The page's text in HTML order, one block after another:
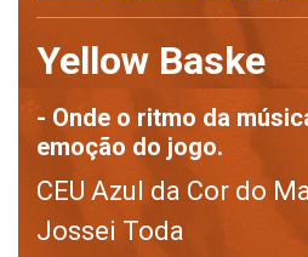
Yellow Baske
- Onde o ritmo da
emoção do jogo.
CEU Azul da Cor do
Jossei Toda